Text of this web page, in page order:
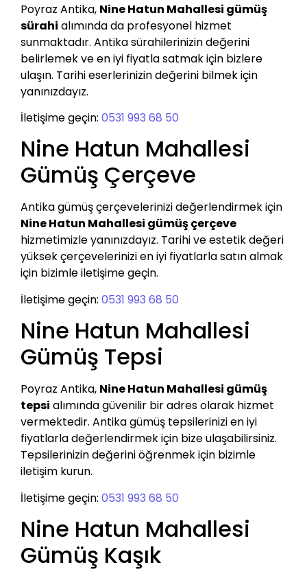
Poyraz Antika, Nine Hatun Mahallesi gümüş
sürahi alımında da profesyonel hizmet
sunmaktadır. Antika sürahilerinizin değerini
belirlemek ve en iyi fiyatla satmak için bizlere
ulaşın. Tarihi eserlerinizin değerini bilmek için
yanınızdayız.
İletişime geçin: 0531 993 68 50
Nine Hatun Mahallesi
Gümüş Çerçeve
Antika gümüş çerçevelerinizi değerlendirmek için
Nine Hatun Mahallesi gümüş çerçeve
hizmetimizle yanınızdayız. Tarihi ve estetik değeri
yüksek çerçevelerinizi en iyi fiyatlarla satın almak
için bizimle iletişime geçin.
İletişime geçin: 0531 993 68 50
Nine Hatun Mahallesi
Gümüş Tepsi
Poyraz Antika, Nine Hatun Mahallesi gümüş
tepsi alımında güvenilir bir adres olarak hizmet
vermektedir. Antika gümüş tepsilerinizi en iyi
fiyatlarla değerlendirmek için bize ulaşabilirsiniz.
Tepsilerinizin değerini öğrenmek için bizimle
iletişim kurun.
İletişime geçin: 0531 993 68 50
Nine Hatun Mahallesi
Gümüş Kaşık